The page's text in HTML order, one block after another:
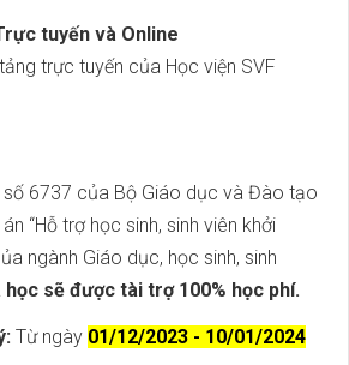
tuyến và Online
trực tuyến của Học viện SVF
số 6737 của Bộ Giáo dục và Đào tạo
“Hỗ trợ học sinh, sinh viên khởi
ngành Giáo dục, học sinh, sinh
sẽ được tài trợ 100% học phí.
Từ ngày 01/12/2023 - 10/01/2024